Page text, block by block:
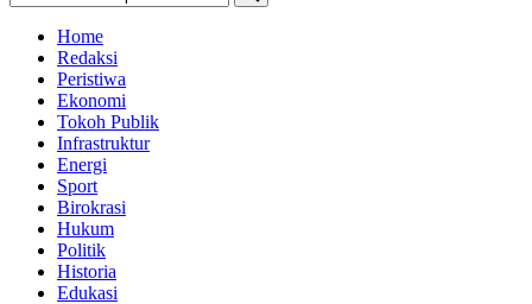
Home
Redaksi
Peristiwa
Ekonomi
Tokoh Publik
Infrastruktur
Energi
Sport
Birokrasi
Hukum
Politik
Historia
Edukasi